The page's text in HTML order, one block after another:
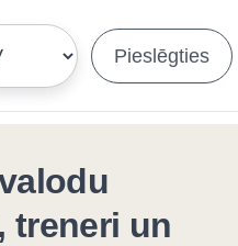
Pieslēgties
treneri un